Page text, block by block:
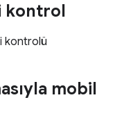
kontrol
kontrolü
mobil